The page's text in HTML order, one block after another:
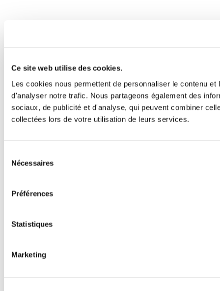
Ce site web utilise des cookies.
Les cookies nous permettent de personnaliser le contenu
d'analyser notre trafic. Nous partageons également des
sociaux, de publicité et d'analyse, qui peuvent combiner
collectées lors de votre utilisation de leurs services.
Nécessaires
Préférences
Statistiques
Marketing